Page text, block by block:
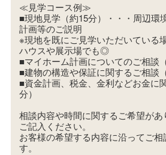
≪見学コース例≫
■現地見学（約15分）・・・周辺環
計画等のご説明
※現地を既にご見学いただいている
ハウスや展示場でも◎
■マイホーム計画についてのご相談
■建物の構造や保証に関するご相談
■資金計画、税金、金利などお金に
分）
相談内容や時間に関するご希望が
ご記入ください。
お客様の希望する内容に沿ってご相
す。